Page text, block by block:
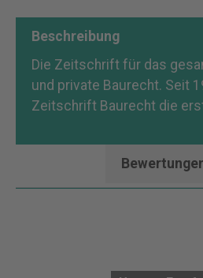
Beschreibung
Die Zeitschrift für das
und private Baurecht. Seit
Zeitschrift Baurecht die